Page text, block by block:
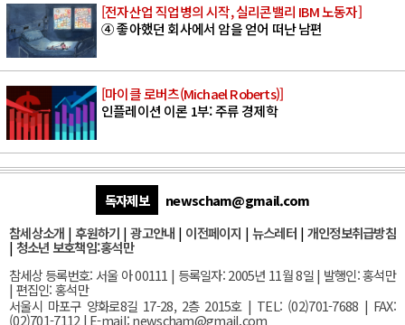
[전자산업 직업병의 시작, 실리콘밸리 IBM 노동자]
④ 좋아했던 회사에서 암을 얻어 떠난 남편
[마이클 로버츠(Michael Roberts)]
인플레이션 이론 1부: 주류 경제학
독자제보
newscham@gmail.com
참세상소개 | 후원하기 |광고안내 | 이전페이지 | 뉴스레터| 개인정보취급방침
| 청소년 보호책임:홍석만
참세상 등록번호: 서울 아 00111 | 등록일자: 2005년 11월 8일 | 발행인: 홍석만
| 편집인: 홍석만
서울시 마포구 양화로8길 17-28, 2층 2015호| TEL: (02)701-7688 | FAX:
(02)701-7112 | E-mail:newscham@gmail.com